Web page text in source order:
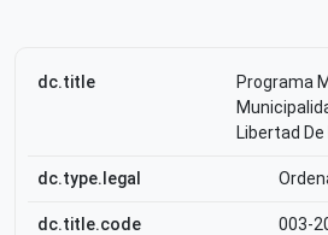
dc.title
Programa
Libertad De
dc.type.legal
dc.title.code 003-